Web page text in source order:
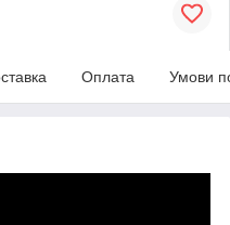
Оплата Умови